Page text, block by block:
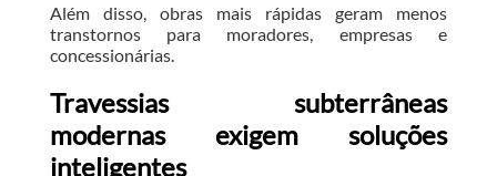
Além disso, obras mais rápidas geram menos
transtornos para moradores, empresas e
concessionárias.
Travessias subterrâneas
modernas exigem soluções
inteligentes